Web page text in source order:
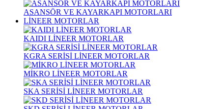
ASANSÖR VE KAYARKAPI MOTORLARI
LİNEER MOTORLAR
KAIDI LİNEER MOTORLAR
KGRA SERİSİ LİNEER MOTORLAR
MİKRO LİNEER MOTORLAR
SKA SERİSİ LİNEER MOTORLAR